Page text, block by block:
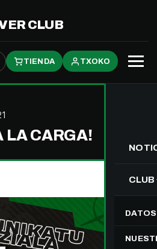
CLUB
TIENDA TXOKO
CLUB
LA CARGA!